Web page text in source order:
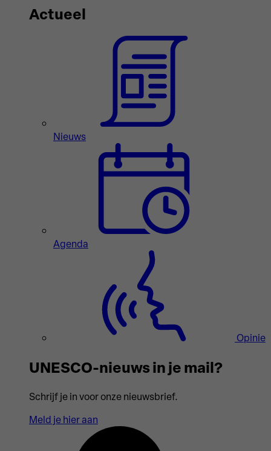
Actueel
Nieuws
Agenda
Opinie
UNESCO-nieuws in je mail?
Schrijf je in voor onze nieuwsbrief.
Meld je hier aan